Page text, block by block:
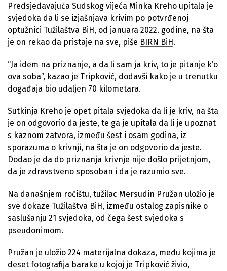
Predsjedavajuća Sudskog vijeća Minka Kreho upitala je
svjedoka da li se izjašnjava krivim po potvrđenoj
optužnici Tužilaštva BiH, od januara 2022. godine, na šta
je on rekao da pristaje na sve, piše BIRN BiH.
“Ja idem na priznanje, a da li sam ja kriv, to je pitanje k’o
ova soba”, kazao je Tripković, dodavši kako je u trenutku
događaja bio udaljen 70 kilometara.
Sutkinja Kreho je opet pitala svjedoka da li je kriv, na šta
je on odgovorio da jeste, te ga je upitala da li je upoznat
s kaznom zatvora, između šest i osam godina, iz
sporazuma o krivnji, na šta je on odgovorio da jeste.
Dodao je da do priznanja krivnje nije došlo prijetnjom,
da je zdravstveno sposoban i da je razumio sve.
Na današnjem ročištu, tužilac Mersudin Pružan uložio je
sve dokaze Tužilaštva BiH, između ostalog zapisnike o
saslušanju 21 svjedoka, od čega šest svjedoka s
pseudonimom.
Pružan je uložio 224 materijalna dokaza, među kojima je
deset fotografija barake u kojoj je Tripković živio,